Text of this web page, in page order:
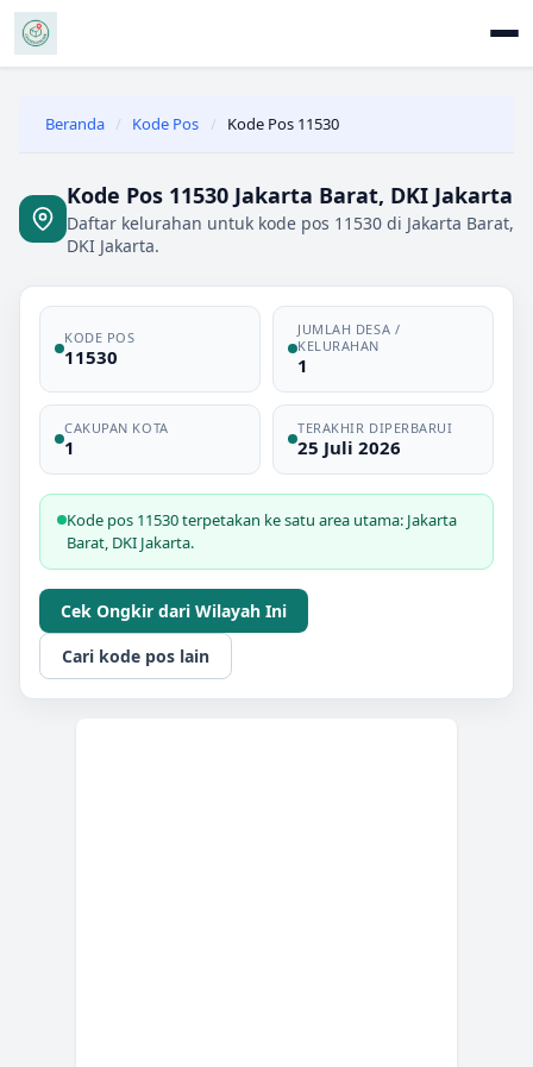
Beranda / Kode Pos / Kode Pos 11530
Kode Pos 11530 Jakarta Barat, DKI Jakarta
Daftar kelurahan untuk kode pos 11530 di Jakarta Barat,
DKI Jakarta.
KODE POS
11530
JUMLAH DESA /
KELURAHAN
1
CAKUPAN KOTA
1
TERAKHIR DIPERBARUI
25 Juli 2026
Kode pos 11530 terpetakan ke satu area utama: Jakarta
Barat, DKI Jakarta.
Cek Ongkir dari Wilayah Ini
Cari kode pos lain